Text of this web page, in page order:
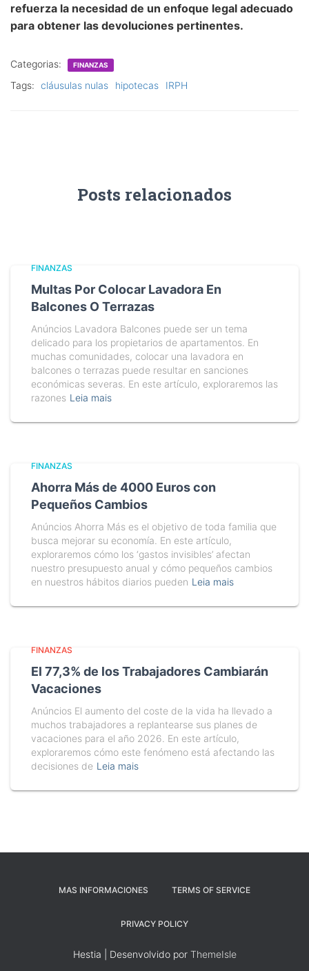
refuerza la necesidad de un enfoque legal adecuado
para obtener las devoluciones pertinentes.
Categorias: FINANZAS
Tags: cláusulas nulas hipotecas IRPH
Posts relacionados
FINANZAS
Multas Por Colocar Lavadora En
Balcones O Terrazas
Anúncios Lavadora Balcones puede ser un tema
delicado para los propietarios de apartamentos. En
muchas comunidades, colocar una lavadora en
balcones o terrazas puede resultar en sanciones
económicas severas. En este artículo, exploraremos las
razones Leia mais
FINANZAS
Ahorra Más de 4000 Euros con
Pequeños Cambios
Anúncios Ahorra Más es el objetivo de toda familia que
busca mejorar su economía. En este artículo,
exploraremos cómo los ‘gastos invisibles’ afectan
nuestro presupuesto anual y cómo pequeños cambios
en nuestros hábitos diarios pueden Leia mais
FINANZAS
El 77,3% de los Trabajadores Cambiarán
Vacaciones
Anúncios El aumento del coste de la vida ha llevado a
muchos trabajadores a replantearse sus planes de
vacaciones para el año 2026. En este artículo,
exploraremos cómo este fenómeno está afectando las
decisiones de Leia mais
MAS INFORMACIONES TERMS OF SERVICE
PRIVACY POLICY
Hestia | Desenvolvido por ThemeIsle